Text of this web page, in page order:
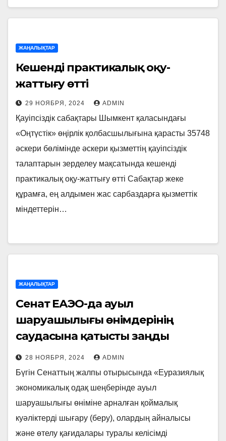
ЖАҢАЛЫҚТАР
Кешенді практикалық оқу-
жаттығу өтті
29 НОЯБРЯ, 2024 ADMIN
Қауіпсіздік сабақтары Шымкент қаласындағы
«Оңтүстік» өңірлік қолбасшылығына қарасты 35748
әскери бөлімінде әскери қызметтің қауіпсіздік
талаптарын зерделеу мақсатында кешенді
практикалық оқу-жаттығу өтті Сабақтар жеке
құрамға, ең алдымен жас сарбаздарға қызметтік
міндеттерін…
ЖАҢАЛЫҚТАР
Сенат ЕАЭО-да ауыл
шаруашылығы өнімдерінің
саудасына қатысты заңды
мақұлдады
28 НОЯБРЯ, 2024 ADMIN
Бүгін Сенаттың жалпы отырысында «Еуразиялық
экономикалық одақ шеңберінде ауыл
шаруашылығы өніміне арналған қоймалық
куәліктерді шығару (беру), олардың айналысы
және өтелу қағидалары туралы келісімді